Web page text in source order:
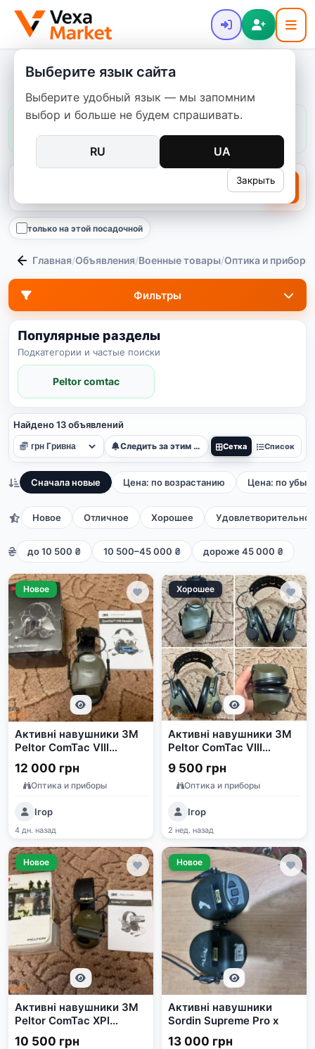
Выберите язык сайта
Выберите удобный язык — мы запомним
выбор и больше не будем спрашивать.
RU UA
Закрыть
Цены в этой категории:обычно500–45 000 ₴
медиана10 500 ₴96предложений
только на этой посадочной
Главная/Объявления/Военные товары/Оптика и приборы
Фильтры
Популярные разделы
Подкатегории и частые поиски
Peltor comtac
Найдено 13 объявлений
Следить за этим поискомСетка Список
Сначала новые Цена: по возрастанию Цена: по
Новое Отличное Хорошее Удовлетворительное
до 10 500 ₴ 10 500–45 000 ₴ дороже 45 000 ₴
Новое
Активні навушники 3M
Peltor ComTac VIII
(MT14H418A-02 GN)
12 000 грн
Оптика и приборы
Ігор
4 дн. назад
Хорошее
Активні навушники 3M
Peltor ComTac VIII
(MT14H418A-02 GN)
9 500 грн
Оптика и приборы
Ігор
2 нед. назад
Новое
Активні навушники 3M
Peltor ComTac XPI
(MT20H682FB-02)
10 500 грн
Новое
Активні навушники
Sordin Supreme Pro х
13 000 грн